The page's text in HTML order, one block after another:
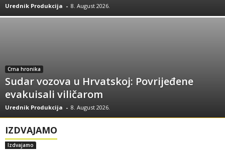
Urednik Produkcija - 8. August 2026.
Crna hronika
Sudar vozova u Hrvatskoj: Povrijeđene
evakuisali viličarom
Urednik Produkcija - 8. August 2026.
IZDVAJAMO
Izdvajamo